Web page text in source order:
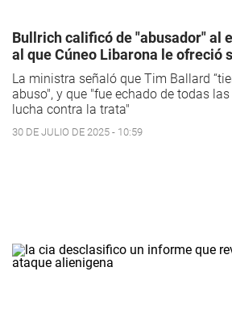
Bullrich calificó de "abusador" al
al que Cúneo Libarona le ofreció
La ministra señaló que Tim Ballard
abuso", y que "fue echado de todas
lucha contra la trata"
30 DE JULIO DE 2025 - 10:59